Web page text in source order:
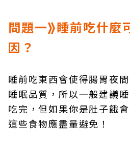
問題一⟫睡前吃什麼
因？
睡前吃東西會使得腸胃夜
睡眠品質，所以一般建議
吃完，但如果你是肚子餓
這些食物應盡量避免！